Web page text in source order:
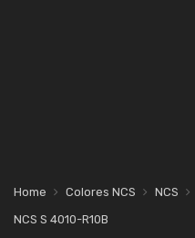
Home Colores NCS NCS
NCS S 4010-R10B